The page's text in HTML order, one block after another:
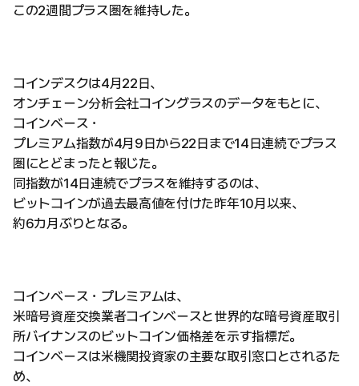
この2週間プラス圏を維持した。
コインデスクは4月22日、
オンチェーン分析会社コイングラスのデータをもとに、
コインベース・
プレミアム指数が4月9日から22日まで14日連続でプラス
圏にとどまったと報じた。
同指数が14日連続でプラスを維持するのは、
ビットコインが過去最高値を付けた昨年10月以来、
約6カ月ぶりとなる。
コインベース・プレミアムは、
米暗号資産交換業者コインベースと世界的な暗号資産取引
所バイナンスのビットコイン価格差を示す指標だ。
コインベースは米機関投資家の主要な取引窓口とされるた
め、